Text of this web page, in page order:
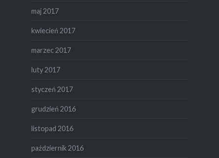
maj 2017
kwiecień 2017
marzec 2017
luty 2017
styczeń 2017
grudzień 2016
listopad 2016
październik 2016